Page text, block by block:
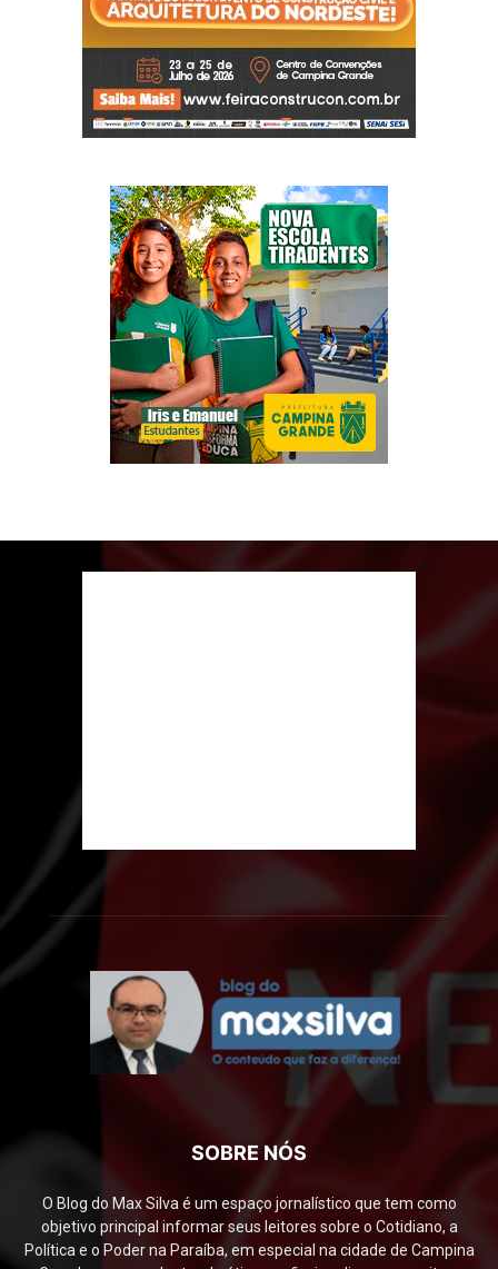
SOBRE NÓS
O Blog do Max Silva é um espaço jornalístico que tem como
objetivo principal informar seus leitores sobre o Cotidiano, a
Política e o Poder na Paraíba, em especial na cidade de Campina